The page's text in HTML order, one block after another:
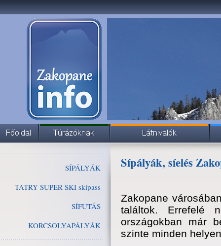
SÍPÁLYÁK
TATRY SUPER SKI skipass
SÍFUTÁS
KORCSOLYAPÁLYÁK
Sípályák, síelés
Zakopane
találtok. Errefelé
országokban már
szinte minden